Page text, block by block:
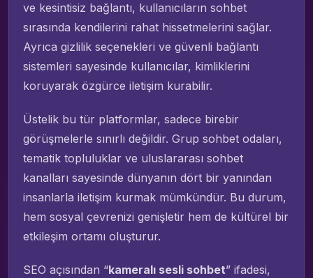
ve kesintisiz bağlantı, kullanıcıların sohbet
sırasında kendilerini rahat hissetmelerini sağlar.
Ayrıca gizlilik seçenekleri ve güvenli bağlantı
sistemleri sayesinde kullanıcılar, kimliklerini
koruyarak özgürce iletişim kurabilir.
Üstelik bu tür platformlar, sadece birebir
görüşmelerle sınırlı değildir. Grup sohbet odaları,
tematik topluluklar ve uluslararası sohbet
kanalları sayesinde dünyanın dört bir yanından
insanlarla iletişim kurmak mümkündür. Bu durum,
hem sosyal çevrenizi genişletir hem de kültürel bir
etkileşim ortamı oluşturur.
SEO açısından “kameralı sesli sohbet” ifadesi,